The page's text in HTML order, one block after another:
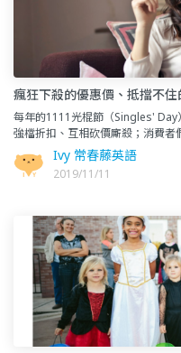
瘋狂下殺的優惠價、抵擋不
每年的1111光棍節（Singles' Day
強檔折扣、互相砍價廝殺；消費
拼一番，一不小心就買到剁手手。
Ivy 常春藤英語
2019/11/11